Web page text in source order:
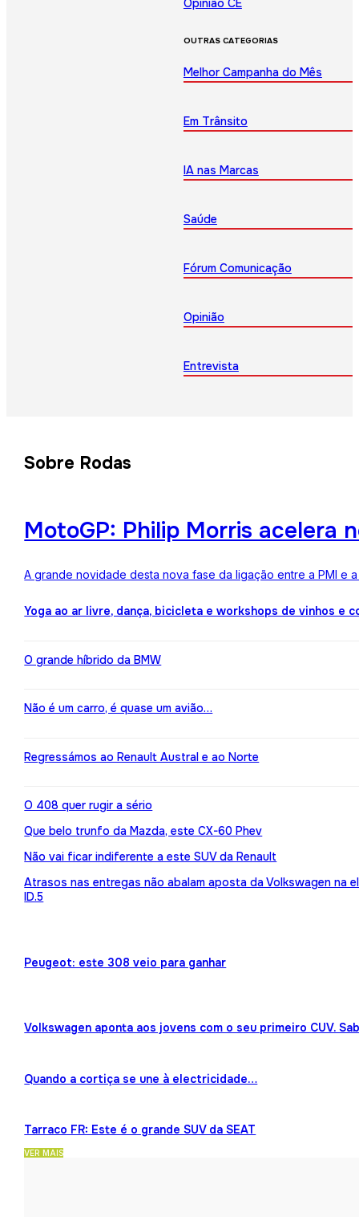
OUTRAS CATEGORIAS
Melhor Campanha do Mês
Em Trânsito
IA nas Marcas
Saúde
Fórum Comunicação
Opinião
Entrevista
Sobre Rodas
MotoGP: Philip Morris acelera
A grande novidade desta nova fase da ligação entre a PMI e
Yoga ao ar livre, dança, bicicleta e workshops de vinhos e
O grande híbrido da BMW
Não é um carro, é quase um avião…
Regressámos ao Renault Austral e ao Norte
O 408 quer rugir a sério
Que belo trunfo da Mazda, este CX-60 Phev
Não vai ficar indiferente a este SUV da Renault
Atrasos nas entregas não abalam aposta da Volkswagen na
ID.5
Peugeot: este 308 veio para ganhar
Volkswagen aponta aos jovens com o seu primeiro CUV.
Quando a cortiça se une à electricidade…
Tarraco FR: Este é o grande SUV da SEAT
VER MAIS